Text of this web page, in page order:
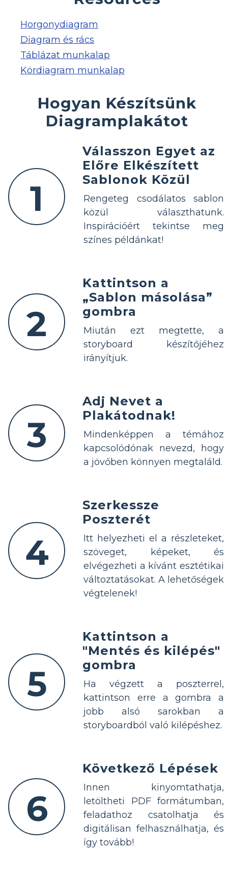
Horgonydiagram
Diagram és rács
Táblázat munkalap
Kördiagram munkalap
Hogyan Készítsünk
Diagramplakátot
1
Válasszon Egyet az
Előre Elkészített
Sablonok Közül
Rengeteg csodálatos sablon
közül választhatunk.
Inspirációért tekintse meg
színes példánkat!
2
Kattintson a
„Sablon másolása”
gombra
Miután ezt megtette, a
storyboard készítőjéhez
irányítjuk.
3
Adj Nevet a
Plakátodnak!
Mindenképpen a témához
kapcsolódónak nevezd, hogy
a jövőben könnyen megtaláld.
4
Szerkessze
Poszterét
Itt helyezheti el a részleteket,
szöveget, képeket, és
elvégezheti a kívánt esztétikai
változtatásokat. A lehetőségek
végtelenek!
5
Kattintson a
"Mentés és kilépés"
gombra
Ha végzett a poszterrel,
kattintson erre a gombra a
jobb alsó sarokban a
storyboardból való kilépéshez.
6
Következő Lépések
Innen kinyomtathatja,
letöltheti PDF formátumban,
feladathoz csatolhatja és
digitálisan felhasználhatja, és
így tovább!